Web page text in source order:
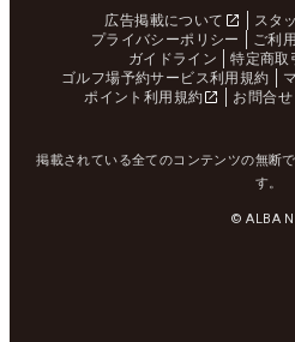
広告掲載について スタ
プライバシーポリシー
ご利
ガイドライン
特定商取
ゴルフ場予約サービス利用規約
ポイント利用規約
お問合せ
掲載されている全てのコンテンツの無断
す。
© ALBA